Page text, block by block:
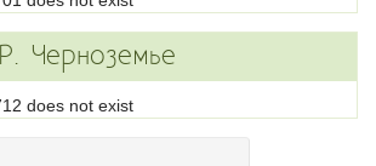
Черноземье
does not exist